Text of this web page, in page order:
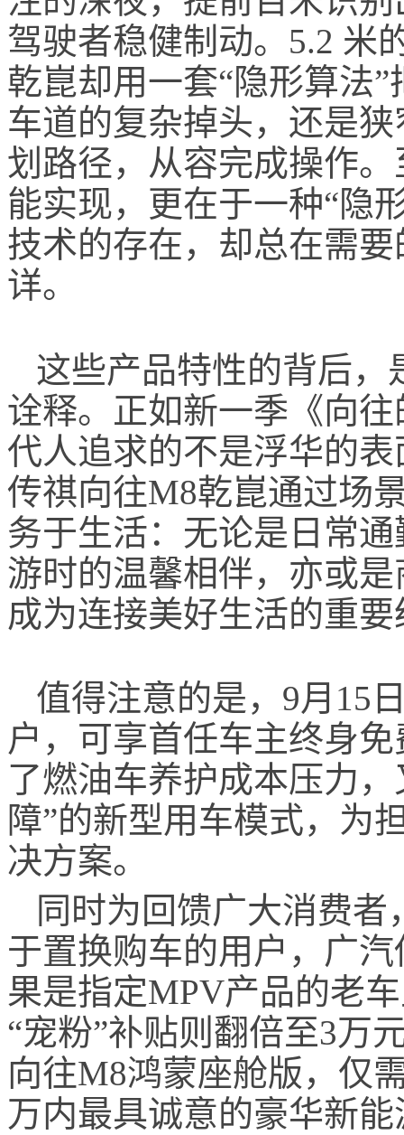
驾驶者稳健制动。5.2 米
乾崑却用一套“隐形算法
车道的复杂掉头，还是
划路径，从容完成操作
能实现，更在于一种“
技术的存在，却总在需
详。
这些产品特性的背后
诠释。正如新一季《向
代人追求的不是浮华的
传祺向往M8乾崑通过场
务于生活：无论是日常
游时的温馨相伴，亦或
成为连接美好生活的重
值得注意的是，9月15
户，可享首任车主终身
了燃油车养护成本压力
障”的新型用车模式，为
决方案。
同时为回馈广大消费
于置换购车的用户，广
果是指定MPV产品的老
“宠粉”补贴则翻倍至3万
向往M8鸿蒙座舱版，仅
万内最具诚意的豪华新